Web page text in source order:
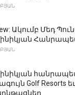
Ակումբ Մեդ
Golf Resorts